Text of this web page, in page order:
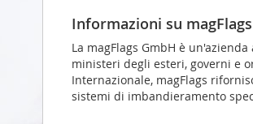
Informazioni su magFlags
La magFlags GmbH è
ministeri degli esteri, governi e
Internazionale, magFlags
sistemi di imbandieramento